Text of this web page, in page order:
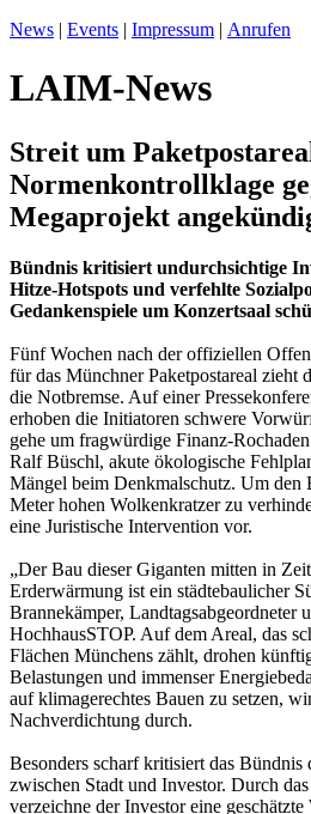
News | Events | Impressum | Anrufen
LAIM-News
Streit um
Normenkontrollklage
Megaprojekt
Bündnis kritisiert undurchsichtige
Hitze-Hotspots und verfehlte
Gedankenspiele um Konzertsaal
Fünf Wochen nach der offiziellen
für das Münchner Paketpostareal zieht
die Notbremse. Auf einer
erhoben die Initiatoren schwere
gehe um fragwürdige Finanz-
Ralf Büschl, akute ökologische
Mängel beim Denkmalschutz. Um den
Meter hohen Wolkenkratzer zu
eine Juristische Intervention vor.
„Der Bau dieser Giganten mitten in
Erderwärmung ist ein städtebaulicher
Brannekämper, Landtagsabgeordneter
HochhausSTOP. Auf dem Areal, das
Flächen Münchens zählt, drohen
Belastungen und immenser
auf klimagerechtes Bauen zu setzen,
Nachverdichtung durch.
Besonders scharf kritisiert das
zwischen Stadt und Investor. Durch
verzeichne der Investor eine